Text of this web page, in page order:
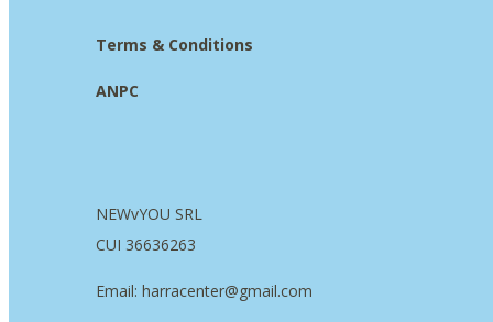
Terms & Conditions
ANPC
NEWvYOU SRL
CUI 36636263
Email: harracenter@gmail.com